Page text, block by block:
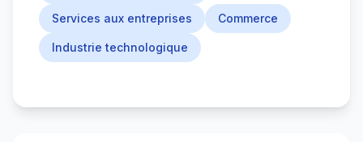
Services aux entreprises Commerce
Industrie technologique